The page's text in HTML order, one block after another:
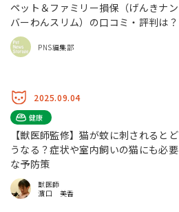
ペット＆ファミリー損保（げんきナン
バーわんスリム）の口コミ・評判は？
PNS編集部
2025.09.04
健康
【獣医師監修】猫が蚊に刺されるとど
うなる？症状や室内飼いの猫にも必要
な予防策
獣医師
濵口 美香